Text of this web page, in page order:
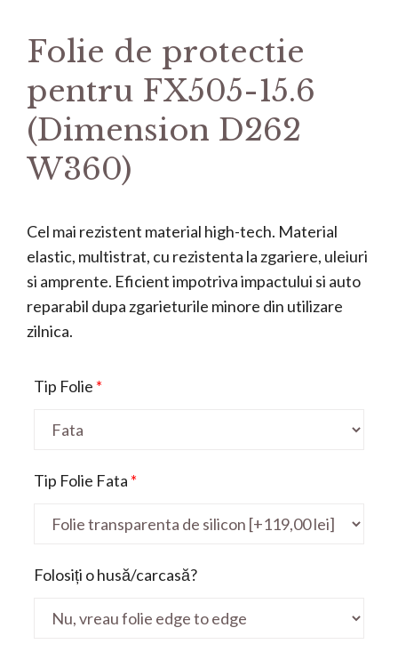
Folie de protectie
pentru FX505-15.6
(Dimension D262
W360)
Cel mai rezistent material high-tech. Material
elastic, multistrat, cu rezistenta la zgariere, uleiuri
si amprente. Eficient impotriva impactului si auto
reparabil dupa zgarieturile minore din utilizare
zilnica.
Tip Folie *
Tip Folie Fata *
Folosiți o husă/carcasă?